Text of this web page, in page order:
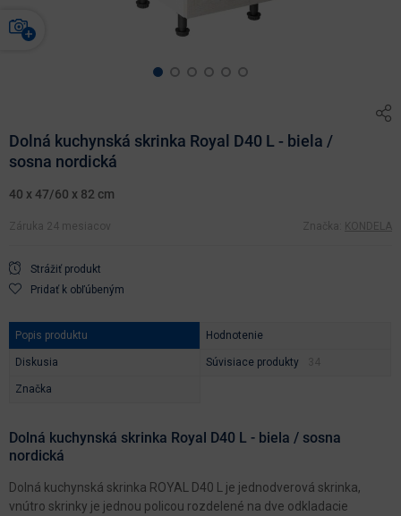
Dolná kuchynská skrinka Royal D40 L - biela /
sosna nordická
40 x 47/60 x 82 cm
Záruka 24 mesiacov Značka: KONDELA
Strážiť produkt
Pridať k obľúbeným
Popis produktu Hodnotenie
Diskusia Súvisiace produkty
Značka
Dolná kuchynská skrinka Royal D40 L - biela / sosna
nordická
Dolná kuchynská skrinka ROYAL D40 L je jednodverová skrinka,
vnútro skrinky je jednou policou rozdelené na dve odkladacie